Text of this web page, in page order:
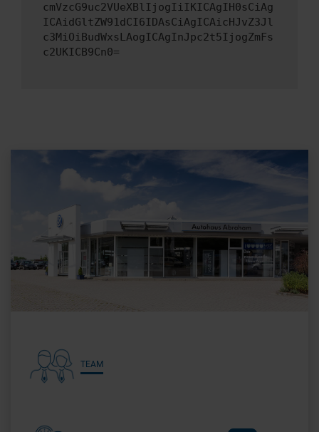
cmVzcG9uc2VUeXBlIjogIiIKICAgIH0sCiAg
ICAidGltZW91dCI6IDAsCiAgICAicHJvZ3Jl
c3MiOiBudWxsLAogICAgInJpc2t5IjogZmFs
c2UKICB9Cn0=
TEAM